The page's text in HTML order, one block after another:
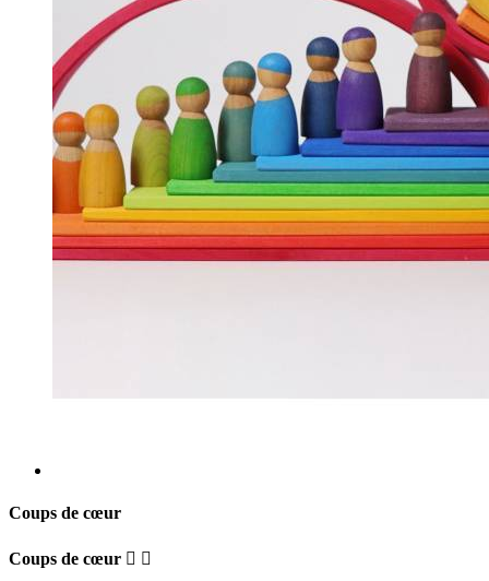
Coups de cœur
Coups de cœur  